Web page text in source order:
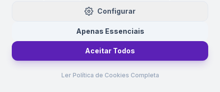
Configurar
Apenas Essenciais
Aceitar Todos
Ler Política de Cookies Completa